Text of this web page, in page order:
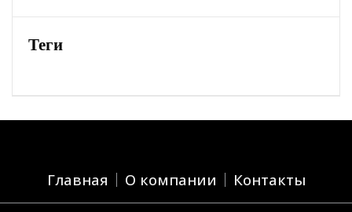
Теги
Главная О компании Контакты